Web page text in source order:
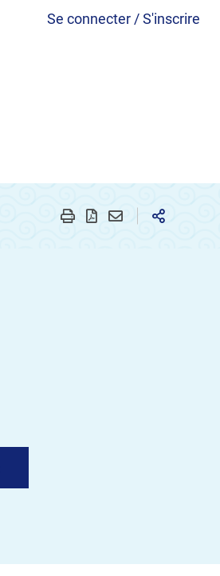
Se connecter / S'inscrire